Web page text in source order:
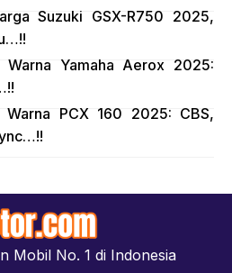
Suzuki GSX-R750 2025,
Warna Yamaha Aerox 2025:
Warna PCX 160 2025: CBS,
Mobil No. 1 di Indonesia